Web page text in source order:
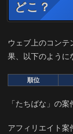
どこ？
ウェブ上のコンテ
果、以下のように
順位
「たちばな」の案
アフィリエイト案